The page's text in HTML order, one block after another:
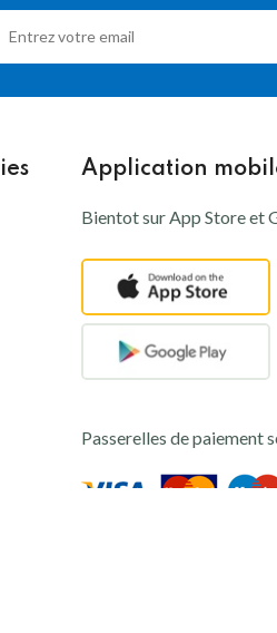
Application
Bientot sur App Store et
Passerelles de paiement